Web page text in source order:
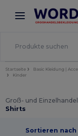
× Wordans
Bessere
Startseite Basic Kleidung |
Kinder
Groß- und Einzelhandel
Shirts
Sortieren nach